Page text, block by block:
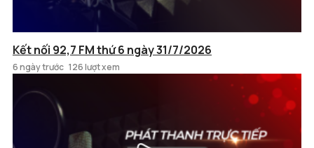
Kết nối 92,7 FM thứ 6 ngày 31/7/2026
6 ngày trước 126 lượt xem